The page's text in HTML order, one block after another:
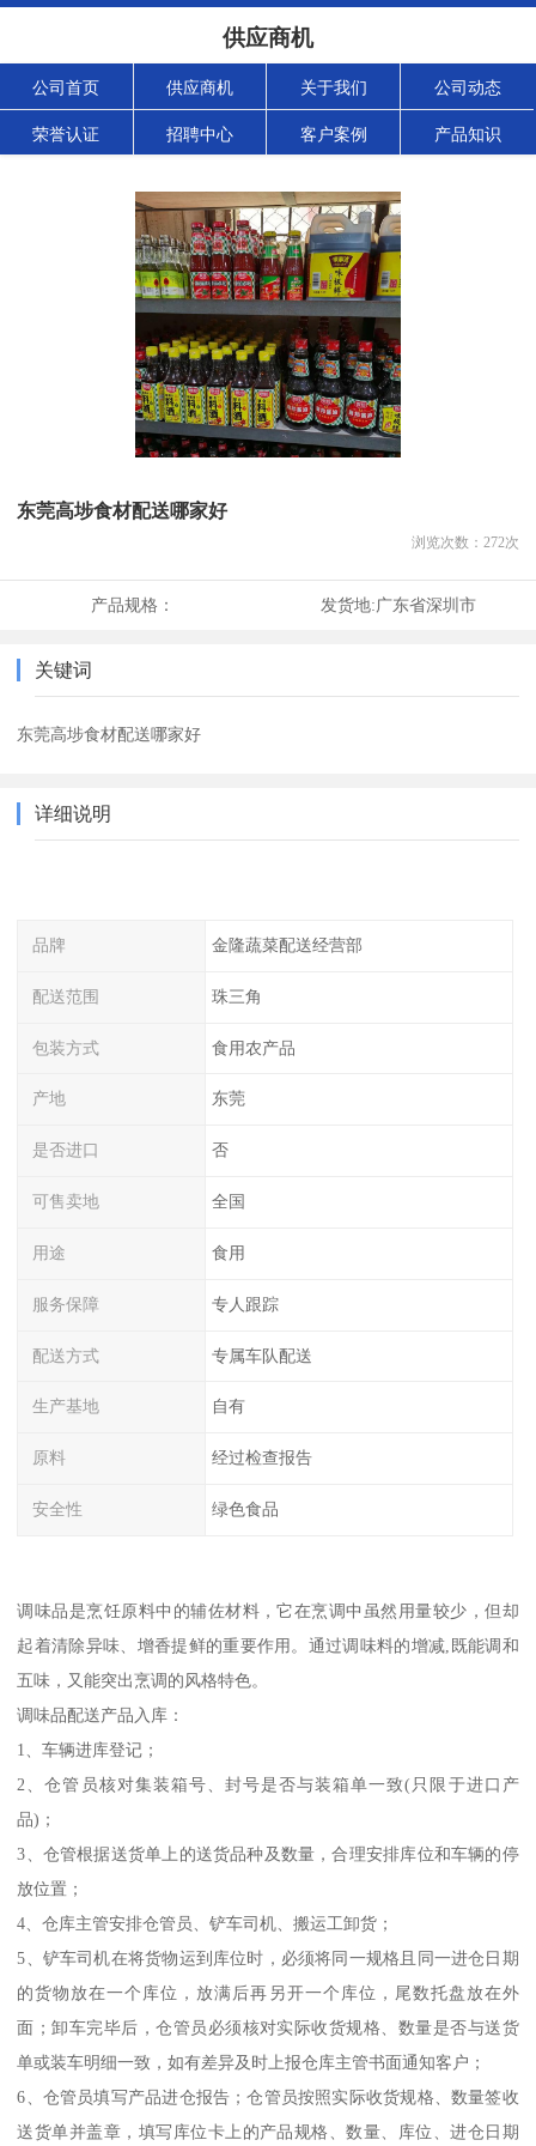
供应商机
公司首页 供应商机 关于我们 公司动态
荣誉认证 招聘中心 客户案例 产品知识
东莞高埗食材配送哪家好
浏览次数： 272次
产品规格： 发货地:广东省深圳市
关键词
东莞高埗食材配送哪家好
详细说明
品牌 金隆蔬菜配送经营部
配送范围 珠三角
包装方式 食用农产品
产地 东莞
是否进口 否
可售卖地 全国
用途 食用
服务保障 专人跟踪
配送方式 专属车队配送
生产基地 自有
原料 经过检查报告
安全性 绿色食品
调味品是烹饪原料中的辅佐材料，它在烹调中虽然用量较少，但却
起着清除异味、增香提鲜的重要作用。通过调味料的增减,既能调和
五味，又能突出烹调的风格特色。
调味品配送产品入库：
1、车辆进库登记；
2、仓管员核对集装箱号、封号是否与装箱单一致(只限于进口产
品)；
3、仓管根据送货单上的送货品种及数量，合理安排库位和车辆的停
放位置；
4、仓库主管安排仓管员、铲车司机、搬运工卸货；
5、铲车司机在将货物运到库位时，必须将同一规格且同一进仓日期
的货物放在一个库位，放满后再另开一个库位，尾数托盘放在外
面；卸车完毕后，仓管员必须核对实际收货规格、数量是否与送货
单或装车明细一致，如有差异及时上报仓库主管书面通知客户；
6、仓管员填写产品进仓报告；仓管员按照实际收货规格、数量签收
送货单并盖章，填写库位卡上的产品规格、数量、库位、进仓日期